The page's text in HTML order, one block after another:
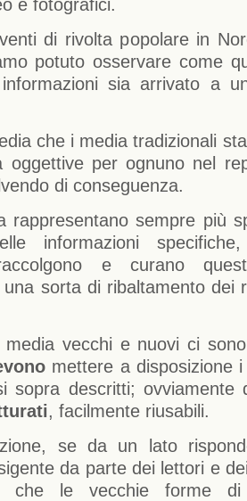
e fotografici.
di rivolta popolare in
potuto osservare come
sia arrivato a
che i media tradizionali
oggettive per ognuno nel
di conseguenza.
rappresentano sempre più
informazioni
e curano
sorta di ribaltamento dei
media vecchi e nuovi ci
mettere a disposizione
sopra descritti; ovviamente
, facilmente riusabili.
se da un lato
da parte dei lettori e
che le vecchie forme